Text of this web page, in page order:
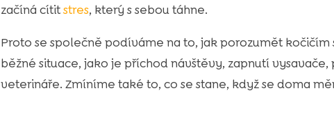
začíná cítitstres, který s sebou táhne.
Proto se společně podíváme na to, jak porozumět
běžné situace, jako je příchod návštěvy, zapnutí
veterináře. Zmíníme také to, co se stane, když se doma